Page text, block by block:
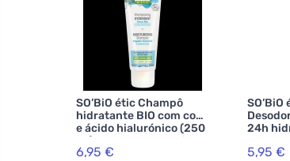
SO’BiO étic Champô
hidratante BIO com coco
e ácido hialurónico (250
ml) - para todos os tipos
de cabelo
6,95 €
SO’BiO
24h
de
BIO (50
5,95 €